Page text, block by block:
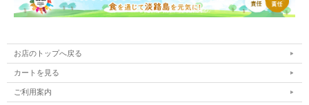
お店のトップへ戻る
カートを見る
ご利用案内